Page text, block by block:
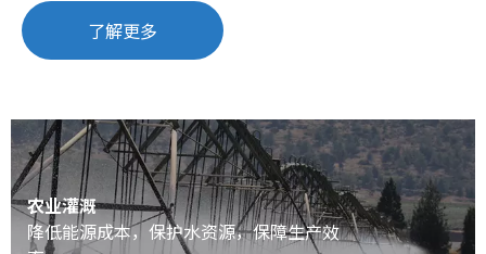
了解更多
农业灌溉
降低能源成本，保护水资源，保障生产效